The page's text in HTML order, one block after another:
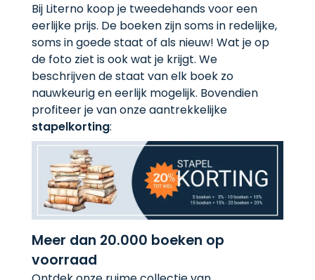
Bij Literno koop je tweedehands voor een
eerlijke prijs. De boeken zijn soms in redelijke,
soms in goede staat of als nieuw! Wat je op
de foto ziet is ook wat je krijgt. We
beschrijven de staat van elk boek zo
nauwkeurig en eerlijk mogelijk. Bovendien
profiteer je van onze aantrekkelijke
stapelkorting:
Meer dan 20.000 boeken op
voorraad